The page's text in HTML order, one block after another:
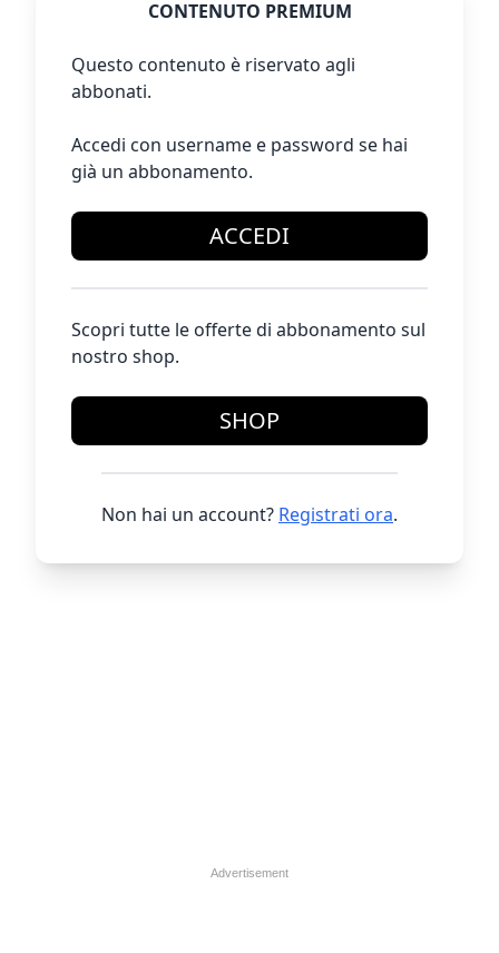
CONTENUTO PREMIUM
Questo contenuto è riservato agli
abbonati.
Accedi con username e password se hai
già un abbonamento.
ACCEDI
Scopri tutte le offerte di abbonamento sul
nostro shop.
SHOP
Non hai un account? Registrati ora.